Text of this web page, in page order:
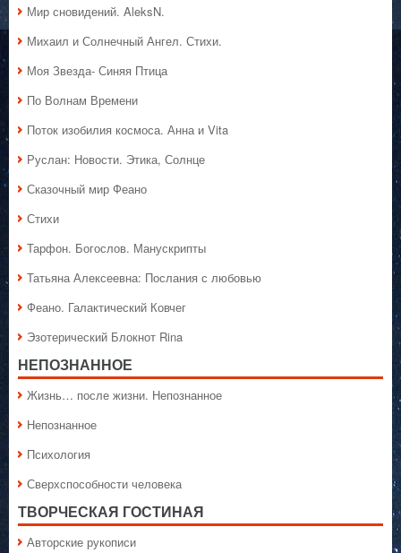
Мир сновидений. AleksN.
Михаил и Солнечный Ангел. Стихи.
Моя Звезда- Синяя Птица
По Волнам Времени
Поток изобилия космоса. Анна и Vita
Руслан: Новости. Этика, Солнце
Сказочный мир Феано
Стихи
Тарфон. Богослов. Манускрипты
Татьяна Алексеевна: Послания с любовью
Феано. Галактический Ковчег
Эзотерический Блокнот Rina
НЕПОЗНАННОЕ
Жизнь… после жизни. Непознанное
Непознанное
Психология
Сверхспособности человека
ТВОРЧЕСКАЯ ГОСТИНАЯ
Авторские рукописи